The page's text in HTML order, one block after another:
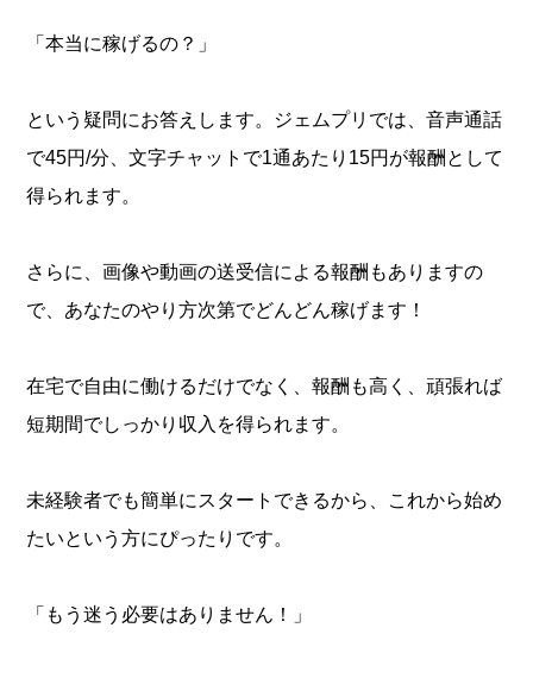
「本当に稼げるの？」
という疑問にお答えします。ジェムプリでは、音声通話
で45円/分、文字チャットで1通あたり15円が報酬として
得られます。
さらに、画像や動画の送受信による報酬もありますの
で、あなたのやり方次第でどんどん稼げます！
在宅で自由に働けるだけでなく、報酬も高く、頑張れば
短期間でしっかり収入を得られます。
未経験者でも簡単にスタートできるから、これから始め
たいという方にぴったりです。
「もう迷う必要はありません！」